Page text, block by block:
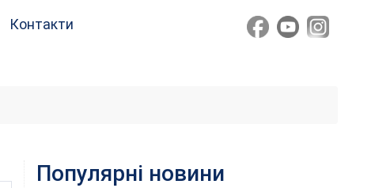
Контакти
Популярні новини